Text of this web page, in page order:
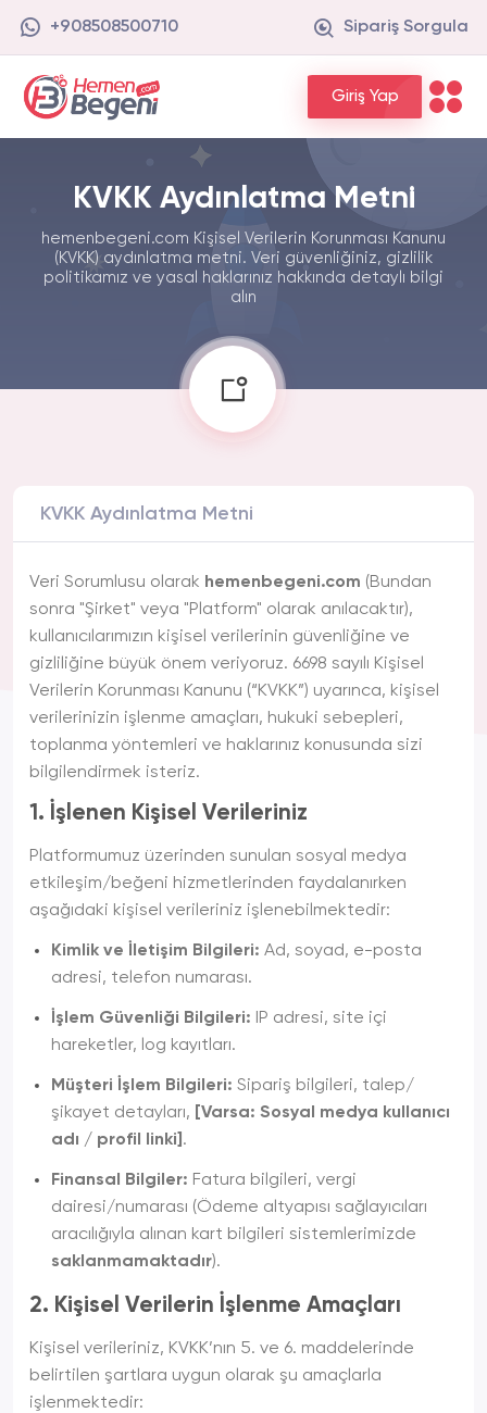
+908508500710 Sipariş Sorgula
Giriş Yap
KVKK Aydınlatma Metni
hemenbegeni.com Kişisel Verilerin Korunması Kanunu
(KVKK) aydınlatma metni. Veri güvenliğiniz, gizlilik
politikamız ve yasal haklarınız hakkında detaylı bilgi
alın
KVKK Aydınlatma Metni
Veri Sorumlusu olarak hemenbegeni.com (Bundan
sonra "Şirket" veya "Platform" olarak anılacaktır),
kullanıcılarımızın kişisel verilerinin güvenliğine ve
gizliliğine büyük önem veriyoruz. 6698 sayılı Kişisel
Verilerin Korunması Kanunu (“KVKK”) uyarınca, kişisel
verilerinizin işlenme amaçları, hukuki sebepleri,
toplanma yöntemleri ve haklarınız konusunda sizi
bilgilendirmek isteriz.
1. İşlenen Kişisel Verileriniz
Platformumuz üzerinden sunulan sosyal medya
etkileşim/beğeni hizmetlerinden faydalanırken
aşağıdaki kişisel verileriniz işlenebilmektedir:
Kimlik ve İletişim Bilgileri: Ad, soyad, e-posta
adresi, telefon numarası.
İşlem Güvenliği Bilgileri: IP adresi, site içi
hareketler, log kayıtları.
Müşteri İşlem Bilgileri: Sipariş bilgileri, talep/
şikayet detayları,
[Varsa: Sosyal medya kullanıcı
adı / profil linki] .
Finansal Bilgiler: Fatura bilgileri, vergi
dairesi/numarası (Ödeme altyapısı sağlayıcıları
aracılığıyla alınan kart bilgileri sistemlerimizde
saklanmamaktadır).
2. Kişisel Verilerin İşlenme Amaçları
Kişisel verileriniz, KVKK’nın 5. ve 6. maddelerinde
belirtilen şartlara uygun olarak şu amaçlarla
işlenmektedir: